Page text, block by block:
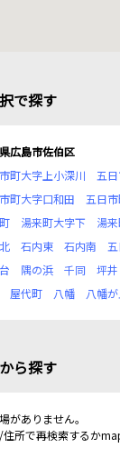
で探す
広島市佐伯区
町大字上小深川
五
町大字口和田
五日
湯来町大字下 湯
石内東 石内南
隅の浜 千同 坪井
屋代町 八幡 八幡
ら探す
がありません。
所で再検索するか